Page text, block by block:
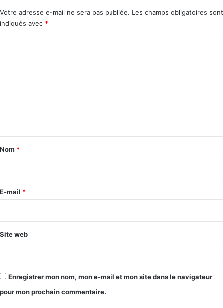
Votre adresse e-mail ne sera pas publiée. Les champs obligatoires sont
indiqués avec *
a
e
Nom *
E-mail *
Site web
Enregistrer mon nom, mon e-mail et mon site dans le navigateur
pour mon prochain commentaire.